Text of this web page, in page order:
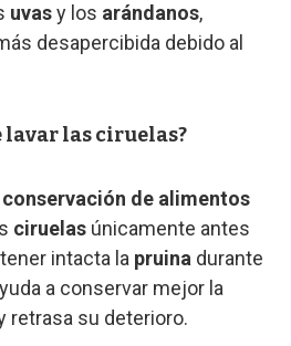
uvasy los arándanos,
desapercibida debido al
lavar las ciruelas?
conservación de alimentos
ciruelas únicamente antes
intacta la pruina durante
a conservar mejor la
retrasa su deterioro.